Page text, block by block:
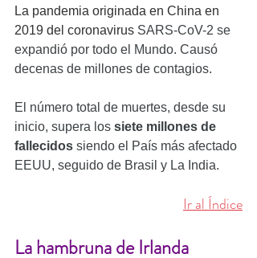
La pandemia originada en China en
2019 del coronavirus SARS-CoV-2 se
expandió por todo el Mundo. Causó
decenas de millones de contagios.
El número total de muertes, desde su
inicio, supera los siete millones de
fallecidos siendo el País más afectado
EEUU, seguido de Brasil y La India.
Ir al Índice
La hambruna de Irlanda